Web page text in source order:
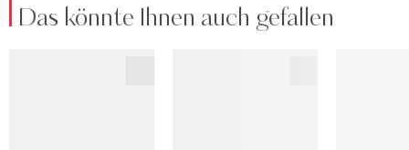
Das könnte Ihnen auch gefallen